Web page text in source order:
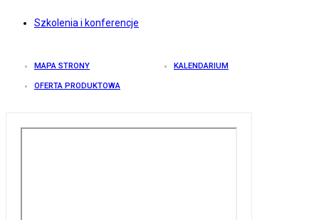
Szkolenia i konferencje
MAPA STRONY KALENDARIUM
OFERTA PRODUKTOWA